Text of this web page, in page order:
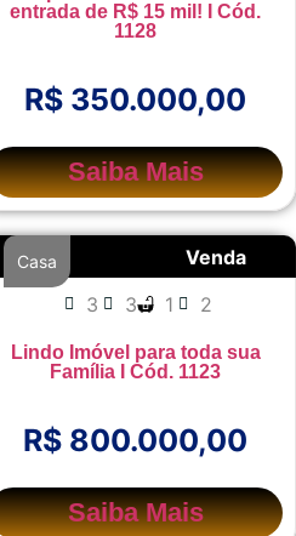
entrada de R$ 15 mil! I Cód.
1128
R$ 350.000,00
Saiba Mais
Venda
Casa
3 3 1 2
Lindo Imóvel para toda sua
Família I Cód. 1123
R$ 800.000,00
Saiba Mais